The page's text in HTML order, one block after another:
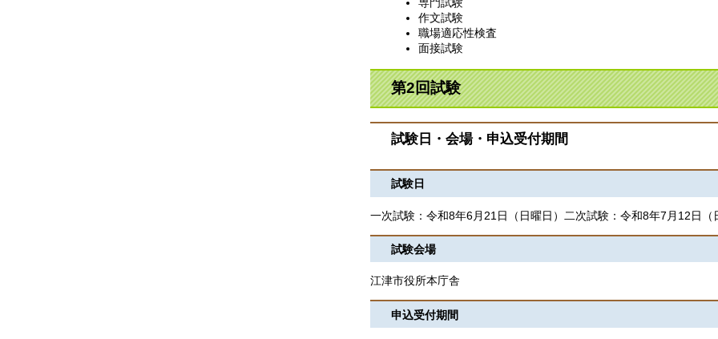
作文試験
職場適応性検査
面接試験
第2回試験
試験日・会場​・申込受付期間
試験日
一次試験：令和8年6月21日（日曜日）二次試験：令和8年7月12日（
試験会場
江津市役所本庁舎
申込受付期間